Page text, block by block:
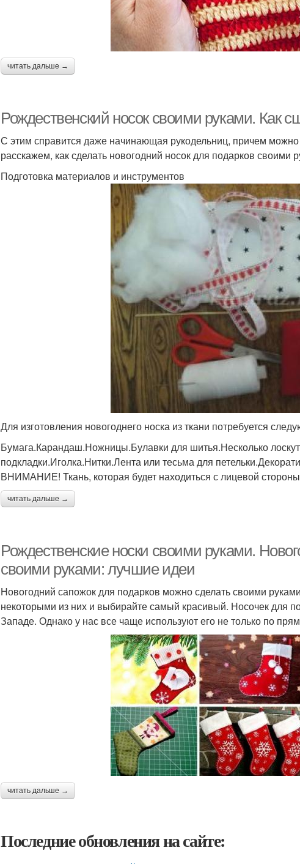
читать дальше →
Рождественский носок своими руками. Как
С этим справится даже начинающая рукодельниц, причем
расскажем, как сделать новогодний носок для подарков своими
Подготовка материалов и инструментов
Для изготовления новогоднего носка из ткани потребуется
Бумага.Карандаш.Ножницы.Булавки для шитья.Несколько
подкладки.Иголка.Нитки.Лента или тесьма для
ВНИМАНИЕ! Ткань, которая будет находиться с лицевой
читать дальше →
Рождественские носки своими руками.
своими руками: лучшие идеи
Новогодний сапожок для подарков можно сделать своими
некоторыми из них и выбирайте самый красивый. Носочек для
Западе. Однако у нас все чаще используют его не только по
читать дальше →
Последние обновления на сайте: